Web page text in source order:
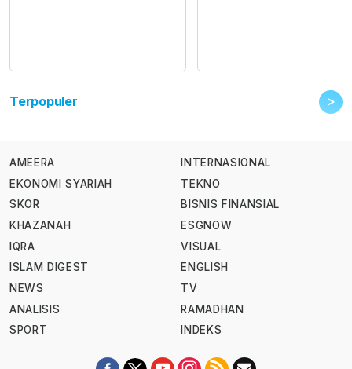
Terpopuler >
AMEERA
EKONOMI SYARIAH
SKOR
KHAZANAH
IQRA
ISLAM DIGEST
NEWS
ANALISIS
SPORT
INTERNASIONAL
TEKNO
BISNIS FINANSIAL
ESGNOW
VISUAL
ENGLISH
TV
RAMADHAN
INDEKS